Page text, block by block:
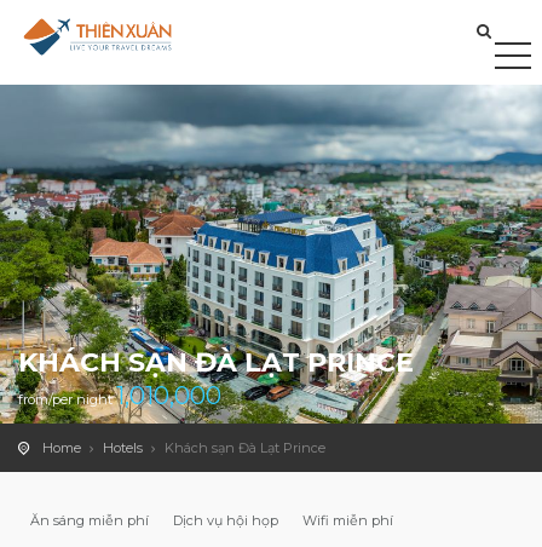
KHÁCH SẠN ĐÀ LẠT PRINCE
from/per night1,010,000
Home Hotels Khách sạn Đà Lạt Prince
Ăn sáng miễn phí Dịch vụ hội họp Wifi miễn phí